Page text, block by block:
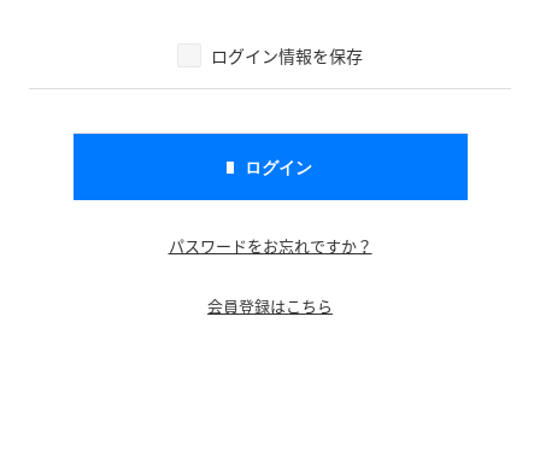
ログイン情報を保存
パスワードをお忘れですか？
会員登録はこちら